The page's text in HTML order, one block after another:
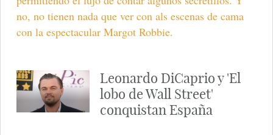
no, no tienen nada que ver con als escenas de cama
con la espectacular Margot Robbie.
Leonardo DiCaprio y 'El
lobo de Wall Street'
conquistan España